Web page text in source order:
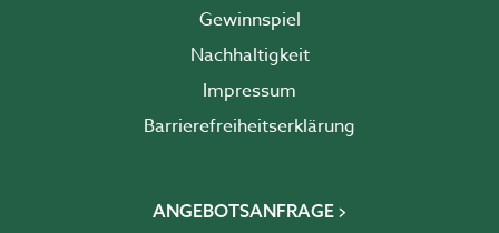
Gewinnspiel
Nachhaltigkeit
Impressum
Barrierefreiheits­erklärung
ANGEBOTSANFRAGE